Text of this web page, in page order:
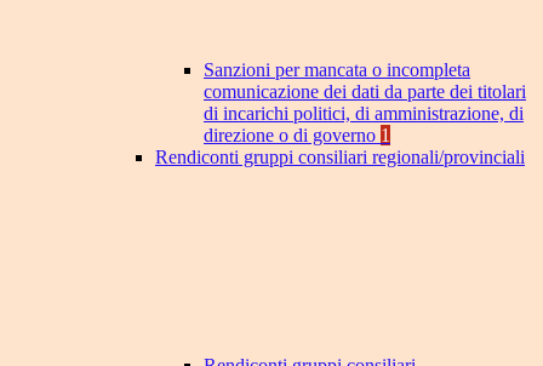
Sanzioni per mancata o incompleta
comunicazione dei dati da parte dei titolari
di incarichi politici, di amministrazione, di
direzione o di governo 1
Rendiconti gruppi consiliari regionali/provinciali